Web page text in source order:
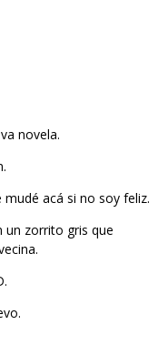
novela.
acá si no soy feliz.
un zorrito gris que